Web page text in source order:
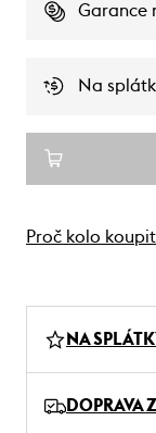
Garance
Na
Proč kolo
NA
DOPRAVA